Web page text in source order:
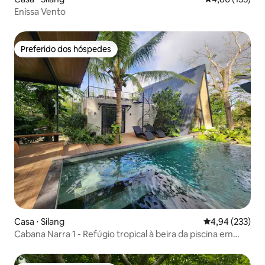
Enissa Vento
Preferido dos hóspedes
Preferido dos hóspedes
Casa ⋅ Silang 4,94 de uma
4,94 (233)
Cabana Narra 1 - Refúgio tropical à beira da piscina em